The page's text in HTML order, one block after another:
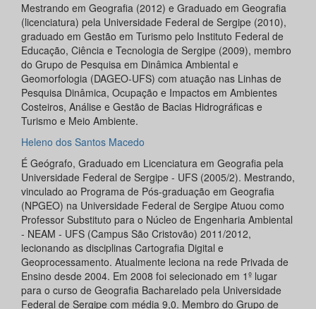
Mestrando em Geografia (2012) e Graduado em Geografia
(licenciatura) pela Universidade Federal de Sergipe (2010),
graduado em Gestão em Turismo pelo Instituto Federal de
Educação, Ciência e Tecnologia de Sergipe (2009), membro
do Grupo de Pesquisa em Dinâmica Ambiental e
Geomorfologia (DAGEO-UFS) com atuação nas Linhas de
Pesquisa Dinâmica, Ocupação e Impactos em Ambientes
Costeiros, Análise e Gestão de Bacias Hidrográficas e
Turismo e Meio Ambiente.
Heleno dos Santos Macedo
É Geógrafo, Graduado em Licenciatura em Geografia pela
Universidade Federal de Sergipe - UFS (2005/2). Mestrando,
vinculado ao Programa de Pós-graduação em Geografia
(NPGEO) na Universidade Federal de Sergipe Atuou como
Professor Substituto para o Núcleo de Engenharia Ambiental
- NEAM - UFS (Campus São Cristovão) 2011/2012,
lecionando as disciplinas Cartografia Digital e
Geoprocessamento. Atualmente leciona na rede Privada de
Ensino desde 2004. Em 2008 foi selecionado em 1º lugar
para o curso de Geografia Bacharelado pela Universidade
Federal de Sergipe com média 9,0. Membro do Grupo de